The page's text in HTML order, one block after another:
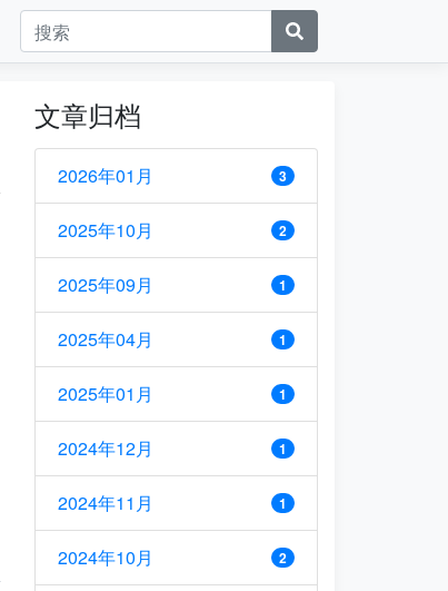
文章归档
2026年01月 3
2025年10月 2
2025年09月 1
2025年04月 1
2025年01月 1
2024年12月 1
2024年11月 1
2024年10月 2